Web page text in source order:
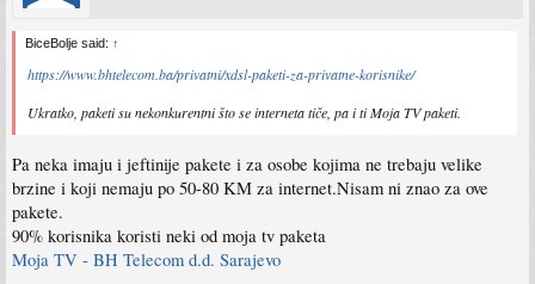
BiceBolje said: ↑
https://www.bhtelecom.ba/privatni/xdsl-paketi-za-privatne-korisnike/
Ukratko, paketi su nekonkurentni što se interneta tiče, pa i ti Moja TV paketi.
Pa neka imaju i jeftinije pakete i za osobe kojima ne trebaju velike
brzine i koji nemaju po 50-80 KM za internet.Nisam ni znao za ove
pakete.
90% korisnika koristi neki od moja tv paketa
Moja TV - BH Telecom d.d. Sarajevo